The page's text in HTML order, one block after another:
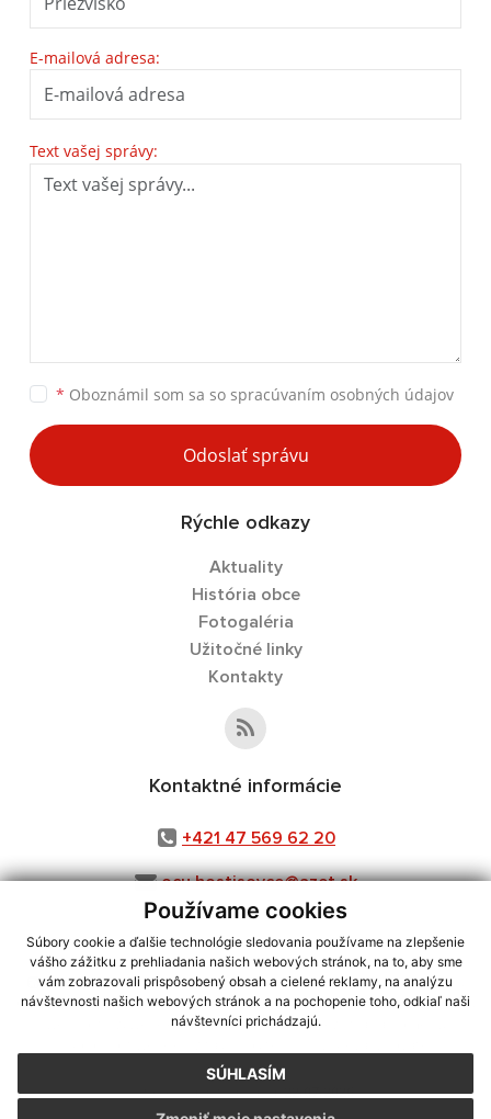
Používame cookies
Súbory cookie a ďalšie technológie sledovania používame na zlepšenie
vášho zážitku z prehliadania našich webových stránok, na to, aby sme
vám zobrazovali prispôsobený obsah a cielené reklamy, na analýzu
návštevnosti našich webových stránok a na pochopenie toho, odkiaľ naši
návštevníci prichádzajú.
SÚHLASÍM
E-mailová adresa:
Text vašej správy:
* Oboznámil som sa so spracúvaním osobných údajov
Odoslať správu
Rýchle odkazy
Aktuality
História obce
Fotogaléria
Užitočné linky
Kontakty
Kontaktné informácie
+421 47 569 62 20
ocu.hostisovce@azet.sk
využite možnosť získavania aktuálnych informácií s využitím RSS
CMS systém (redakčný) systém ECHELON 2,Mapa stránok,web portál
webex.digital, s.r.o.,domény,registrácia domény
Posledná aktualizácia:22.07.2026